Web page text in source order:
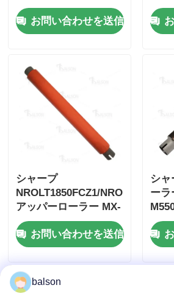
1808/2008/2048/4818
お問い合わせを送信
シャープ
NROLT1850FCZ1/
アッパーローラー MX-
M623N/M623U/M753N/M753U
お問い合わせを送信
シャ
ーラ
balson